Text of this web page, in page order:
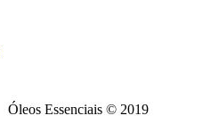
Óleos Essenciais © 2019